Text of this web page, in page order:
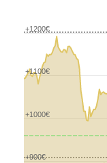
+900€
+1000€
+1100€
+1200€